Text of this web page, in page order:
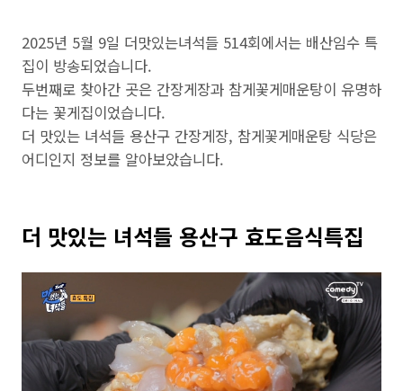
2025년 5월 9일 더맛있는녀석들 514회에서는 배산임수 특
집이 방송되었습니다.
두번째로 찾아간 곳은 간장게장과 참게꽃게매운탕이 유명하
다는 꽃게집이었습니다.
더 맛있는 녀석들 용산구 간장게장, 참게꽃게매운탕 식당은
어디인지 정보를 알아보았습니다.
더 맛있는 녀석들 용산구 효도음식특집